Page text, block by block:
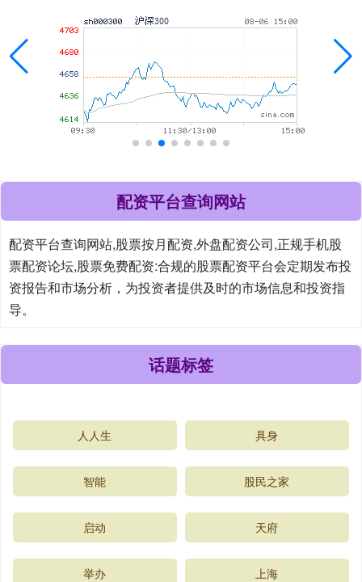
配资平台查询网站
配资平台查询网站,股票按月配资,外盘配资公司,正规手机股
票配资论坛,股票免费配资:合规的股票配资平台会定期发布投
资报告和市场分析，为投资者提供及时的市场信息和投资指
导。
话题标签
人人生 具身
智能 股民之家
启动 天府
举办 上海